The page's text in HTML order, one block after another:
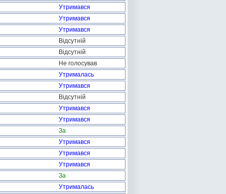
Утримався
Утримався
Утримався
Відсутній
Відсутній
Не голосував
Утрималась
Утримався
Відсутній
Утримався
Утримався
За
Утримався
Утримався
Утримався
За
Утрималась